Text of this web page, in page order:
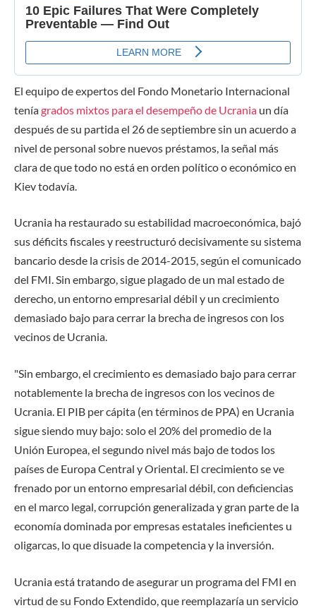
El equipo de expertos del Fondo Monetario Internacional
teníagrados mixtos para el desempeño de Ucrania un día
después de su partida el 26 de septiembre sin un acuerdo a
nivel de personal sobre nuevos préstamos, la señal más
clara de que todo no está en orden político o económico en
Kiev todavía.
Ucrania ha restaurado su estabilidad macroeconómica, bajó
sus déficits fiscales y reestructuró decisivamente su sistema
bancario desde la crisis de 2014-2015, según el comunicado
del FMI. Sin embargo, sigue plagado de un mal estado de
derecho, un entorno empresarial débil y un crecimiento
demasiado bajo para cerrar la brecha de ingresos con los
vecinos de Ucrania.
"Sin embargo, el crecimiento es demasiado bajo para cerrar
notablemente la brecha de ingresos con los vecinos de
Ucrania. El PIB per cápita (en términos de PPA) en Ucrania
sigue siendo muy bajo: solo el 20% del promedio de la
Unión Europea, el segundo nivel más bajo de todos los
países de Europa Central y Oriental. El crecimiento se ve
frenado por un entorno empresarial débil, con deficiencias
en el marco legal, corrupción generalizada y gran parte de la
economía dominada por empresas estatales ineficientes u
oligarcas, lo que disuade la competencia y la inversión.
Ucrania está tratando de asegurar un programa del FMI en
virtud de su Fondo Extendido, que reemplazaría un servicio